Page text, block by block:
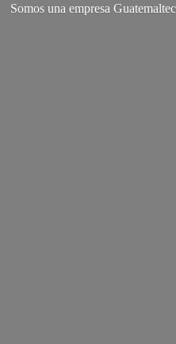
Somos una empresa